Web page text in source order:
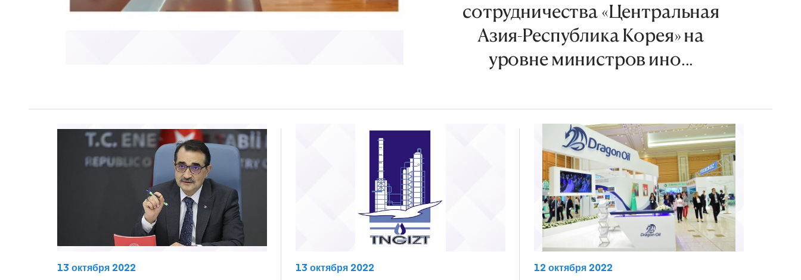
сотрудничества «Центральная
Азия-Республика Корея» на
уровне министров ино...
13 октября 2022 13 октября 2022 12 октября 2022